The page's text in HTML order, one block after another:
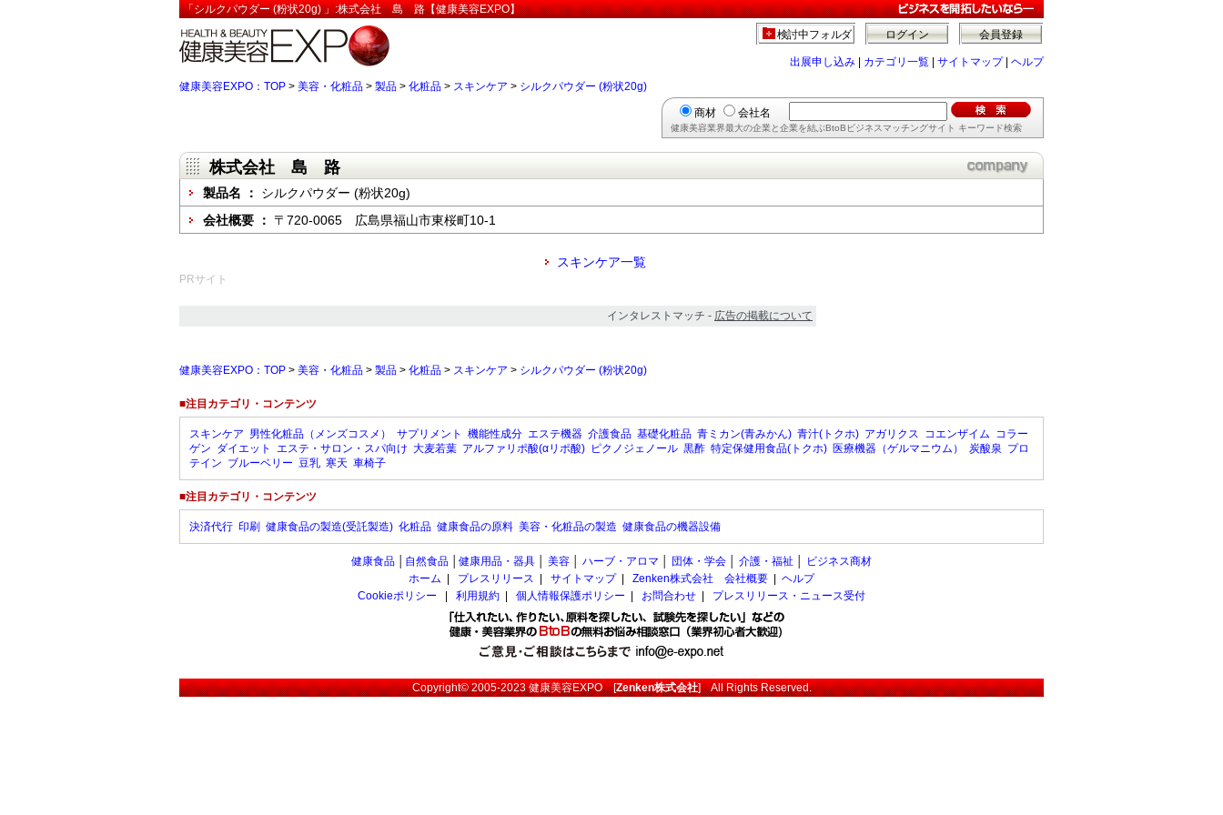
「シルクパウダー (粉状20g) 」:株式会社 島 路【健康美容EXPO】
会員登録
ログイン
検討中フォルダ
出展申し込み カテゴリ一覧 サイトマップ| ヘルプ
健康美容EXPO：TOP > 美容・化粧品 > 製品 > 化粧品 > スキンケア > シルクパウダー (粉状20g)
商材 会社名
健康美容業界最大の企業と企業を結ぶBtoBビジネスマッチングサイト キーワード検索
株式会社 島 路
製品名 ： シルクパウダー (粉状20g)
会社概要 ： 〒720-0065 広島県福山市東桜町10-1
スキンケア一覧
PRサイト
インタレストマッチ - 広告の掲載について
健康美容EXPO：TOP > 美容・化粧品 > 製品 > 化粧品 > スキンケア > シルクパウダー (粉状20g)
■注目カテゴリ・コンテンツ
スキンケア 男性化粧品（メンズコスメ） サプリメント 機能性成分 エステ機器 介護食品 基礎化粧品 青ミカン(青みかん) 青汁(トクホ) アガリクス コエンザイム コラー
ゲン ダイエット エステ・サロン・スパ向け 大麦若葉 アルファリポ酸(αリポ酸) ピクノジェノール 黒酢 特定保健用食品(トクホ) 医療機器（ゲルマニウム） 炭酸泉 プロ
テイン ブルーベリー 豆乳 寒天 車椅子
■注目カテゴリ・コンテンツ
決済代行 印刷 健康食品の製造(受託製造) 化粧品 健康食品の原料 美容・化粧品の製造 健康食品の機器設備
健康食品 自然食品 健康用品・器具 美容 ハーブ・アロマ 団体・学会 介護・福祉
ビジネス商材
ホーム
プレスリリース サイトマップ| Zenken株式会社 会社概要
ヘルプ
Cookieポリシー
利用規約 個人情報保護ポリシー お問合わせ プレスリリース・ニュース受付
Copyright© 2005-2023健康美容EXPO[Zenken株式会社] All Rights Reserved.